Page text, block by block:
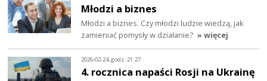
Młodzi a biznes
Młodzi a biznes. Czy młodzi ludzie wiedzą, jak
zamieniać pomysły w działanie? » więcej
2026-02-24, godz. 21:27
4. rocznica napaści Rosji na Ukrainę